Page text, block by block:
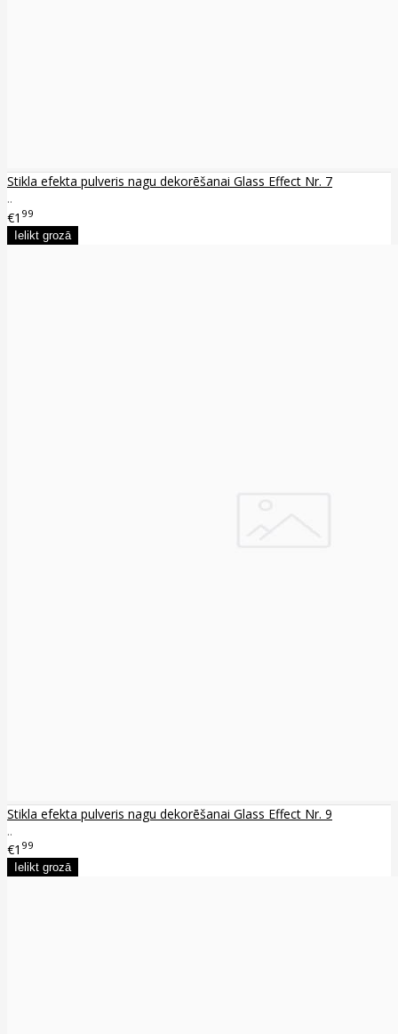
Stikla efekta pulveris nagu dekorēšanai Glass Effect Nr. 7
..
€1 99
Stikla efekta pulveris nagu dekorēšanai Glass Effect Nr. 9
..
€1 99